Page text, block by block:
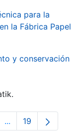
para la
la Fábrica Papel
y conservación
Use TAB to
...Intermediate Pages
Orrialdea
19